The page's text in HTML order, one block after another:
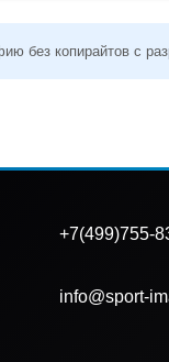
без копирайтов с
+7(499)755-
info@sport-